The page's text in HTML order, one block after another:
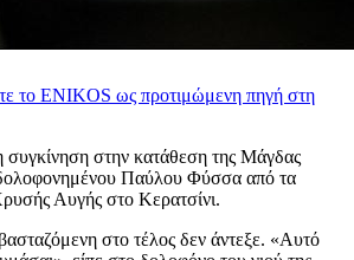
το ENIKOS ως προτιμώμενη πηγή στη
συγκίνηση στην κατάθεση της Μάγδας
Παύλου Φύσσα από τα
Αυγής στο Κερατσίνι.
στο τέλος δεν άντεξε. «Αυτό